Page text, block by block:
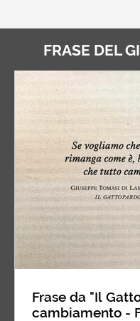
FRASE DEL
Frase da "Il
cambiamento -